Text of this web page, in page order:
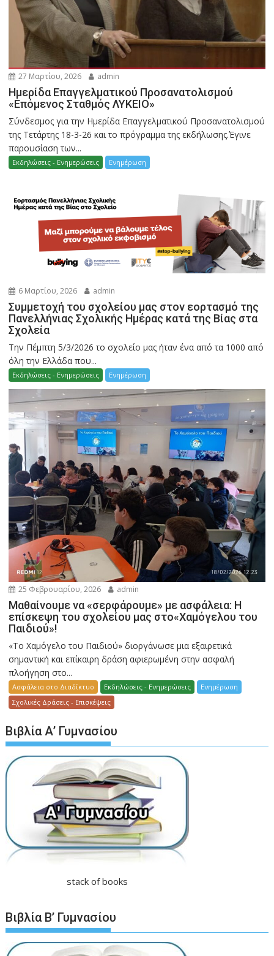
27 Μαρτίου, 2026 admin
Ημερίδα Επαγγελματικού Προσανατολισμού
«Επόμενος Σταθμός ΛΥΚΕΙΟ»
Σύνδεσμος για την Ημερίδα Επαγγελματικού Προσανατολισμού
της Τετάρτης 18-3-26 και το πρόγραμμα της εκδήλωσης.Έγινε
παρουσίαση των...
Εκδηλώσεις - Ενημερώσεις Ενημέρωση
6 Μαρτίου, 2026 admin
Συμμετοχή του σχολείου μας στον εορτασμό της
Πανελλήνιας Σχολικής Ημέρας κατά της Βίας στα
Σχολεία
Την Πέμπτη 5/3/2026 το σχολείο μας ήταν ένα από τα 1000 από
όλη την Ελλάδα που...
Εκδηλώσεις - Ενημερώσεις Ενημέρωση
25 Φεβρουαρίου, 2026 admin
Μαθαίνουμε να «σερφάρουμε» με ασφάλεια: Η
επίσκεψη του σχολείου μας στο«Χαμόγελου του
Παιδιού»!
«Το Χαμόγελο του Παιδιού» διοργάνωσε μια εξαιρετικά
σημαντική και επίκαιρη δράση αφιερωμένη στην ασφαλή
πλοήγηση στο...
Ασφάλεια στο Διαδίκτυο Εκδηλώσεις - Ενημερώσεις
Ενημέρωση
Σχολικές Δράσεις - Επισκέψεις
Βιβλία Α’ Γυμνασίου
stack of books
Βιβλία Β’ Γυμνασίου